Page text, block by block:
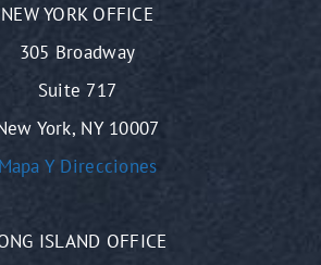
NEW YORK OFFICE
305 Broadway
Suite 717
York, NY 10007
Mapa Y Direcciones
ISLAND OFFICE